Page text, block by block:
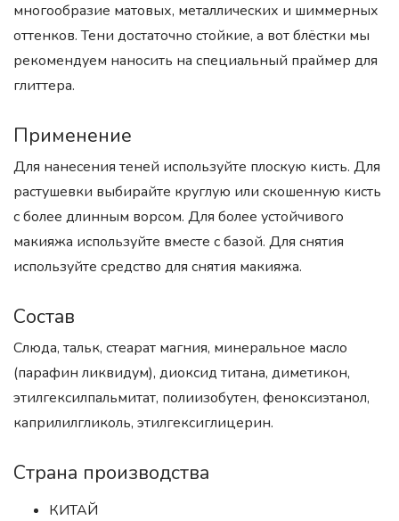
многообразие матовых, металлических и шиммерных
оттенков. Тени достаточно стойкие, а вот блёстки мы
рекомендуем наносить на специальный праймер для
глиттера.
Применение
Для нанесения теней используйте плоскую кисть. Для
растушевки выбирайте круглую или скошенную кисть
с более длинным ворсом. Для более устойчивого
макияжа используйте вместе с базой. Для снятия
используйте средство для снятия макияжа.
Состав
Слюда, тальк, стеарат магния, минеральное масло
(парафин ликвидум), диоксид титана, диметикон,
этилгексилпальмитат, полиизобутен, феноксиэтанол,
каприлилгликоль, этилгексиглицерин.
Страна производства
КИТАЙ